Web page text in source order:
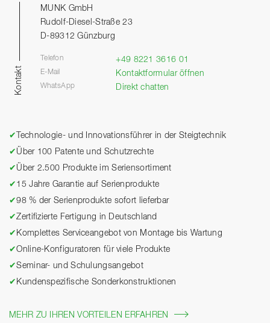
Kontakt
MUNK GmbH
Rudolf-Diesel-Straße 23
D-89312 Günzburg
Telefon +49 8221 3616 01
E-Mail Kontaktformular öffnen
WhatsApp Direkt chatten
✔
Technologie- und Innovationsführer in der Steigtechnik
✔ Über 100 Patente und Schutzrechte
✔ Über 2.500 Produkte im Seriensortiment
✔ 15 Jahre Garantie auf Serienprodukte
✔98 % der Serienprodukte sofort lieferbar
✔Zertifizierte Fertigung in Deutschland
✔ Komplettes Serviceangebot von Montage bis Wartung
✔Online-Konfiguratoren für viele Produkte
✔Seminar- und Schulungsangebot
✔ Kundenspezifische Sonderkonstruktionen
MEHR ZU IHREN VORTEILEN ERFAHREN